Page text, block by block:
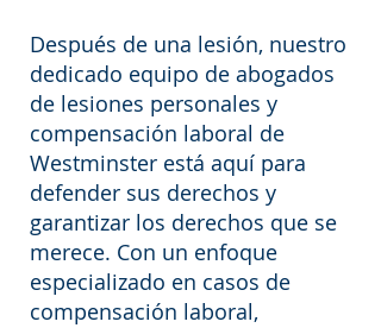
Después de una lesión, nuestro
dedicado equipo de abogados
de lesiones personales y
compensación laboral de
Westminster está aquí para
defender sus derechos y
garantizar los derechos que se
merece. Con un enfoque
especializado en casos de
compensación laboral,